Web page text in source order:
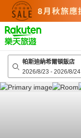
top
page
帕斯迪納希爾頓飯店
2026/8/23 - 2026/8/24